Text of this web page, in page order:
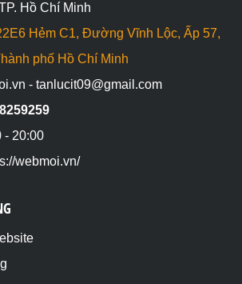
Hồ Chí Minh
Hẻm C1, Đường Vĩnh Lộc, Ấp 57,
phố Hồ Chí Minh
- tanlucit09@gmail.com
- 20:00
webmoi.vn/